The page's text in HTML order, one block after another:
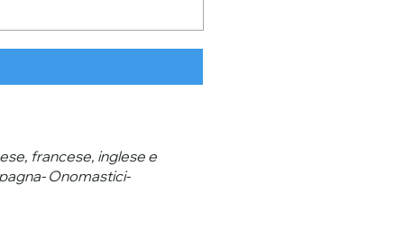
francese, inglese e
Onomastici-